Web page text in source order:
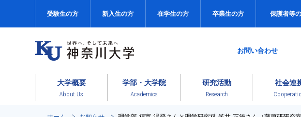
受験生の方 新入生の方 在学生の方 卒業生の方 保護者等
お問い合わせ
大学概要
About Us
学部・大学院
Academics
研究活動
Research
社会連